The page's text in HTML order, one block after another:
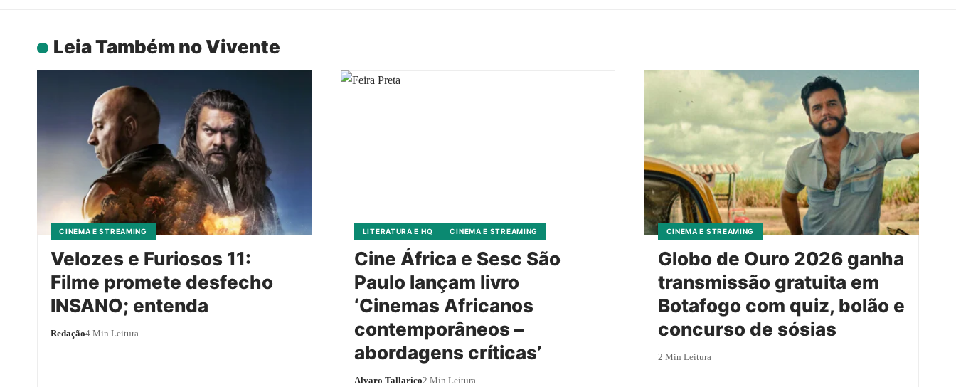
Leia Também no Vivente
CINEMA E STREAMING
Velozes e Furiosos 11:
Filme promete desfecho
INSANO; entenda
Redação4 Min Leitura
LITERATURA E HQ CINEMA E STREAMING
Cine África e Sesc São
Paulo lançam livro
‘Cinemas Africanos
contemporâneos –
abordagens críticas’
Alvaro Tallarico2 Min Leitura
CINEMA E STREAMING
Globo de Ouro 2026 ganha
transmissão gratuita em
Botafogo com quiz, bolão e
concurso de sósias
2 Min Leitura